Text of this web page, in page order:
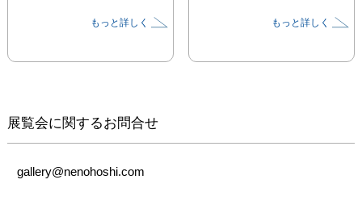
新型コロナウイルスが蔓
出自粛、ソウシャル・デ
れ、リモートが推奨され
る世の中となりました。
では作り出せないものや
もっと詳しく もっと詳しく
展覧会に関するお問合せ
gallery@nenohoshi.com